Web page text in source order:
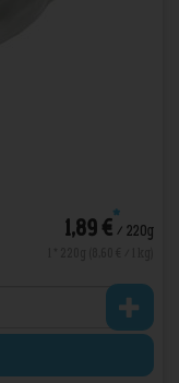
1,89 €*/ 220g